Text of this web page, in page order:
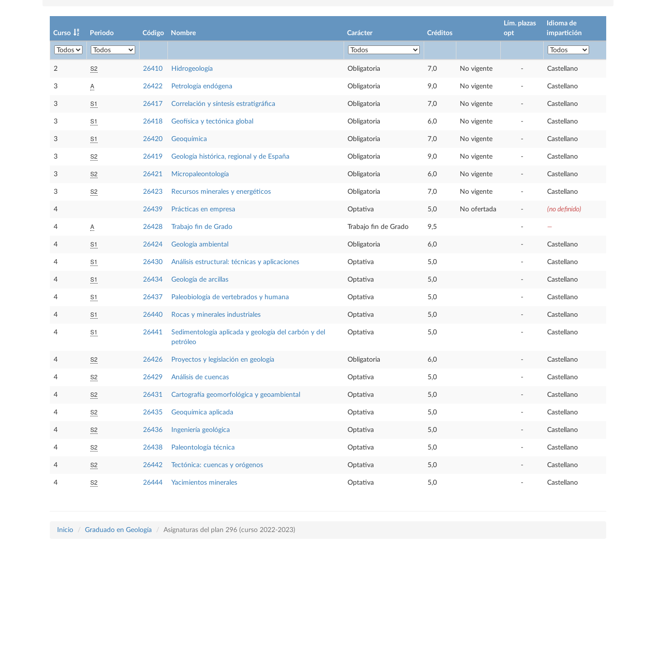
Curso Periodo Código Nombre Carácter Créditos
Lím. plazas
opt
Idioma de
impartición
2 S2 26410 Hidrogeología Obligatoria 7,0 No vigente - Castellano
3 A 26422 Petrología endógena Obligatoria 9,0 No vigente - Castellano
3 S1 26417 Correlación y síntesis estratigráfica Obligatoria 7,0 No vigente - Castellano
3 S1 26418 Geofísica y tectónica global Obligatoria 6,0 No vigente - Castellano
3 S1 26420 Geoquímica Obligatoria 7,0 No vigente - Castellano
3 S2 26419 Geología histórica, regional y de España Obligatoria 9,0 No vigente - Castellano
3 S2 26421 Micropaleontología Obligatoria 6,0 No vigente - Castellano
3 S2 26423 Recursos minerales y energéticos Obligatoria 7,0 No vigente - Castellano
4 26439 Prácticas en empresa Optativa 5,0 No ofertada - (no definido)
4 A 26428 Trabajo fin de Grado Trabajo fin de Grado 9,5 - —
4 S1 26424 Geología ambiental Obligatoria 6,0 - Castellano
4 S1 26430 Análisis estructural: técnicas y aplicaciones Optativa 5,0 - Castellano
4 S1 26434 Geología de arcillas Optativa 5,0 - Castellano
4 S1 26437 Paleobiología de vertebrados y humana Optativa 5,0 - Castellano
4 S1 26440 Rocas y minerales industriales Optativa 5,0 - Castellano
4 S1 26441
Sedimentología aplicada y geología del carbón y del
petróleo
Optativa 5,0 - Castellano
4 S2 26426 Proyectos y legislación en geología Obligatoria 6,0 - Castellano
4 S2 26429 Análisis de cuencas Optativa 5,0 - Castellano
4 S2 26431 Cartografía geomorfológica y geoambiental Optativa 5,0 - Castellano
4 S2 26435 Geoquímica aplicada Optativa 5,0 - Castellano
4 S2 26436 Ingeniería geológica Optativa 5,0 - Castellano
4 S2 26438 Paleontología técnica Optativa 5,0 - Castellano
4 S2 26442 Tectónica: cuencas y orógenos Optativa 5,0 - Castellano
4 S2 26444 Yacimientos minerales Optativa 5,0 - Castellano
Inicio Graduado en Geología Asignaturas del plan 296 (curso 2022-2023)